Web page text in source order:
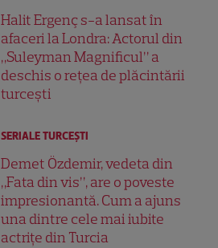
Halit Ergenç s-a lansat în
afaceri la Londra: Actorul din
„Suleyman Magnificul” a
deschis o rețea de plăcintării
turcești
SERIALE TURCEŞTI
Demet Özdemir, vedeta din
„Fata din vis”, are o poveste
impresionantă. Cum a ajuns
una dintre cele mai iubite
actrițe din Turcia